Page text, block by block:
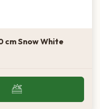
cm Snow White